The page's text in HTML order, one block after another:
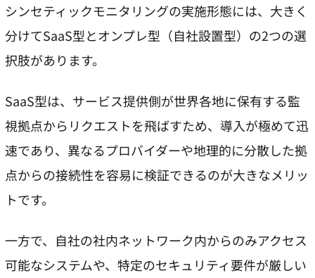
シンセティックモニタリングの実施形態には、大きく
分けてSaaS型とオンプレ型（自社設置型）の2つの選
択肢があります。
SaaS型は、サービス提供側が世界各地に保有する監
視拠点からリクエストを飛ばすため、導入が極めて迅
速であり、異なるプロバイダーや地理的に分散した拠
点からの接続性を容易に検証できるのが大きなメリッ
トです。
一方で、自社の社内ネットワーク内からのみアクセス
可能なシステムや、特定のセキュリティ要件が厳しい